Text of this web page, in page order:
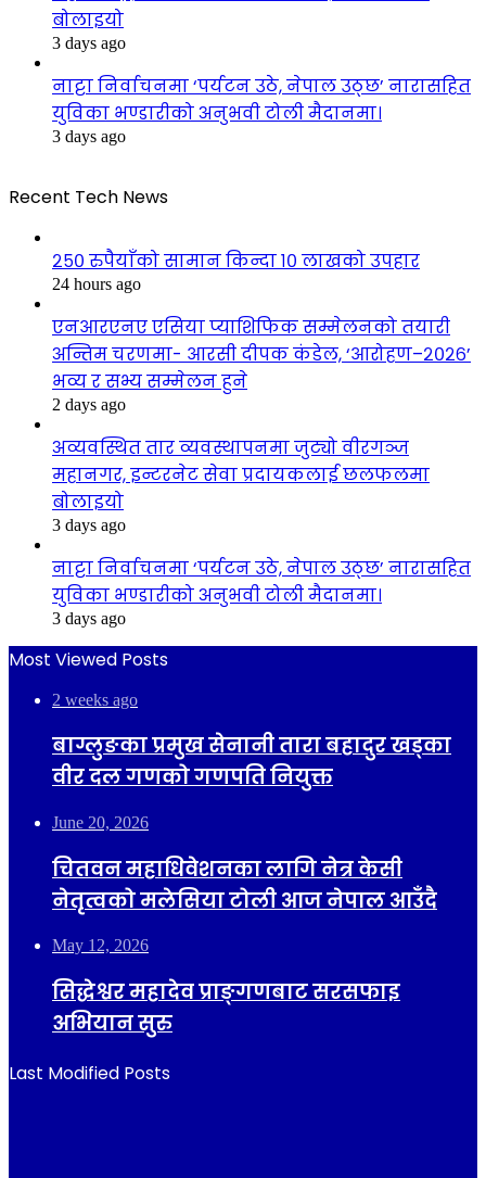
बोलाइयो
3 days ago
नाट्टा निर्वाचनमा ‘पर्यटन उठे, नेपाल उठ्छ’ नारासहित
युविका भण्डारीको अनुभवी टोली मैदानमा।
3 days ago
Recent Tech News
२५० रुपैयाँको सामान किन्दा १० लाखको उपहार
24 hours ago
एनआरएनए एसिया प्याशिफिक सम्मेलनको तयारी
अन्तिम चरणमा- आरसी दीपक कंडेल, ‘आरोहण–२०२६’
भव्य र सभ्य सम्मेलन हुने
2 days ago
अव्यवस्थित तार व्यवस्थापनमा जुट्यो वीरगञ्ज
महानगर, इन्टरनेट सेवा प्रदायकलाई छलफलमा
बोलाइयो
3 days ago
नाट्टा निर्वाचनमा ‘पर्यटन उठे, नेपाल उठ्छ’ नारासहित
युविका भण्डारीको अनुभवी टोली मैदानमा।
3 days ago
Most Viewed Posts
2 weeks ago
बाग्लुङका प्रमुख सेनानी तारा बहादुर खड्का
वीर दल गणको गणपति नियुक्त
June 20, 2026
चितवन महाधिवेशनका लागि नेत्र केसी
नेतृत्वको मलेसिया टोली आज नेपाल आउँदै
May 12, 2026
सिद्धेश्वर महादेव प्राङ्गणबाट सरसफाइ
अभियान सुरु
Last Modified Posts